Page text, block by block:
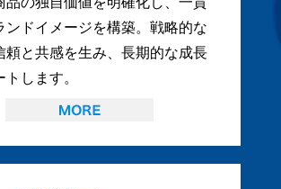
ンドイメージを構築。戦略的な
頼と共感を生み、長期的な成長
トします。